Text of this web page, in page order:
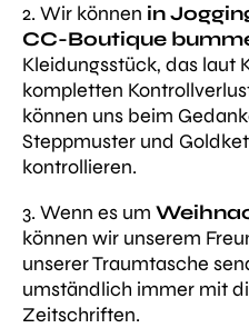
2. Wir können in
CC-Boutique
Kleidungsstück, das laut
kompletten
können uns beim
Steppmuster und
kontrollieren.
3. Wenn es um
können wir unserem
unserer Traumtasche
umständlich immer mit
Zeitschriften.